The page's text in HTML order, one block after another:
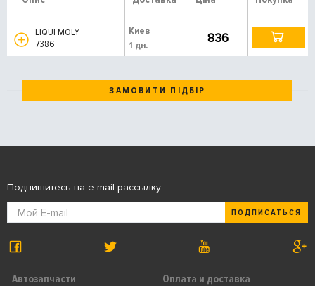
LIQUI MOLY
7386
Киев
1 дн.
836
ЗАМОВИТИ ПІДБІР
Автозапчасти Оплата и доставка
Подпишитесь на e-mail рассылку
ПОДПИСАТЬСЯ